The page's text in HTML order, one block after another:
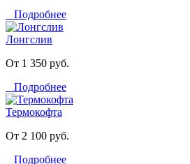
Подробнее
Лонгслив
От 1 350 руб.
Подробнее
Термокофта
От 2 100 руб.
Подробнее